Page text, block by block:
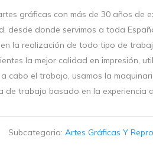
gráficas con más de 30 años de
desde donde servimos a toda
la realización de todo tipo de
la mejor calidad en impresión,
cabo el trabajo, usamos la
de trabajo basado en la experiencia
Subcategoria: Artes Gráficas Y